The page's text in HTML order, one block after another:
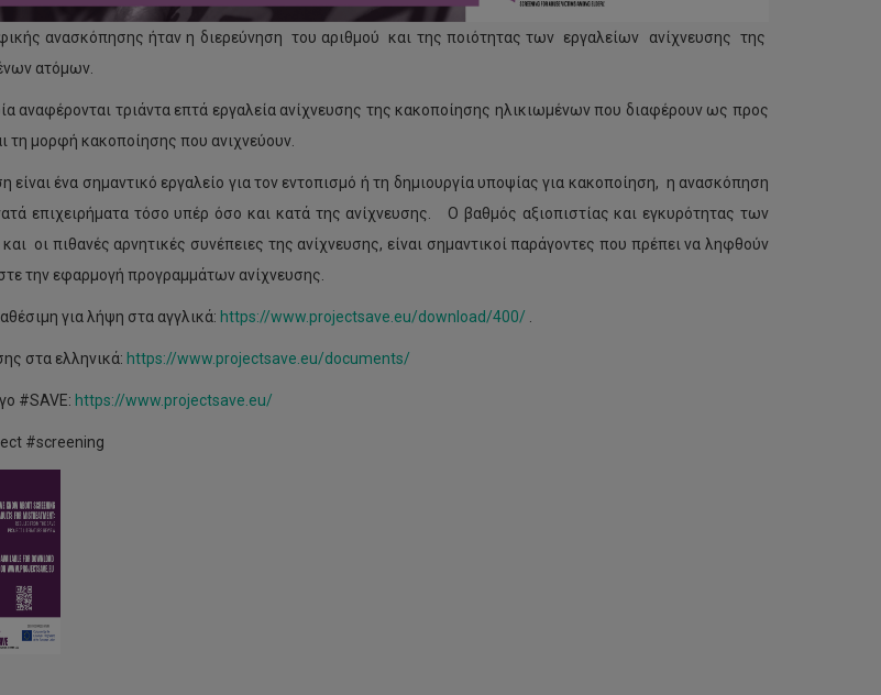
ανασκόπησης ήταν η διερεύνηση του αριθμού και της ποιότητας των εργαλείων ανίχνευσης της
ατόμων.
αναφέρονται τριάντα επτά εργαλεία ανίχνευσης της κακοποίησης ηλικιωμένων που διαφέρουν ως προς
τη μορφή κακοποίησης που ανιχνεύουν.
είναι ένα σημαντικό εργαλείο για τον εντοπισμό ή τη δημιουργία υποψίας για κακοποίηση, η ανασκόπηση
επιχειρήματα τόσο υπέρ όσο και κατά της ανίχνευσης. Ο βαθμός αξιοπιστίας και εγκυρότητας των
οι πιθανές αρνητικές συνέπειες της ανίχνευσης, είναι σημαντικοί παράγοντες που πρέπει να ληφθούν
την εφαρμογή προγραμμάτων ανίχνευσης.
για λήψη στα αγγλικά: https://www.projectsave.eu/download/400/
στα ελληνικά: https://www.projectsave.eu/documents/
#SAVE: https://www.projectsave.eu/
#screening